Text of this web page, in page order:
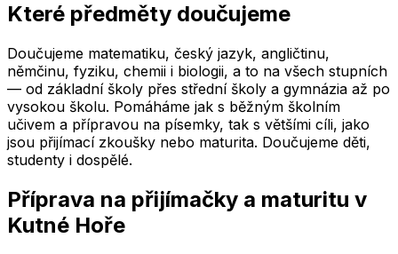
Které předměty doučujeme
Doučujeme matematiku, český jazyk, angličtinu,
němčinu, fyziku, chemii i biologii, a to na všech stupních
— od základní školy přes střední školy a gymnázia až po
vysokou školu. Pomáháme jak s běžným školním
učivem a přípravou na písemky, tak s většími cíli, jako
jsou přijímací zkoušky nebo maturita. Doučujeme děti,
studenty i dospělé.
Příprava na přijímačky a maturitu v
Kutné Hoře